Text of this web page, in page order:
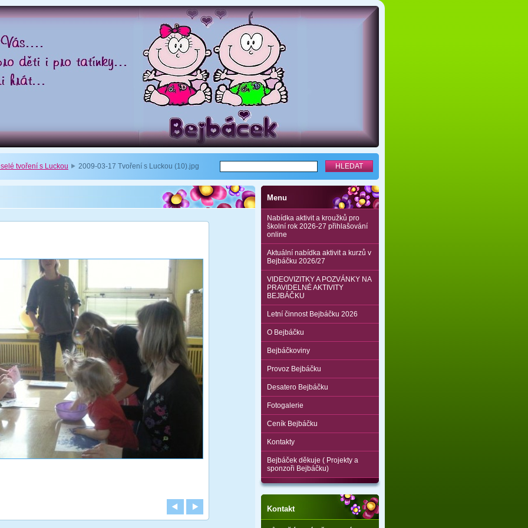
tvoření s Luckou 2009-03-17 Tvoření s Luckou (10).jpg
Menu
Nabídka aktivit a kroužků pro
školní rok 2026-27 přihlašování
online
Aktuální nabídka aktivit a kurzů v
Bejbáčku 2026/27
VIDEOVIZITKY A POZVÁNKY NA
PRAVIDELNÉ AKTIVITY
BEJBÁČKU
Letní činnost Bejbáčku 2026
O Bejbáčku
Bejbáčkoviny
Provoz Bejbáčku
Desatero Bejbáčku
Fotogalerie
Ceník Bejbáčku
Kontakty
Bejbáček děkuje ( Projekty a
sponzoři Bejbáčku)
Kontakt